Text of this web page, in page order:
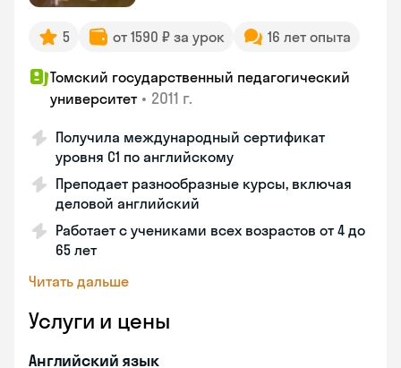
5 от 1590 ₽ за урок 16 лет опыта
Томский государственный педагогический
университет • 2011 г.
Получила международный сертификат
уровня C1 по английскому
Преподает разнообразные курсы, включая
деловой английский
Работает с учениками всех возрастов от 4 до
65 лет
Читать дальше
Услуги и цены
Английский язык